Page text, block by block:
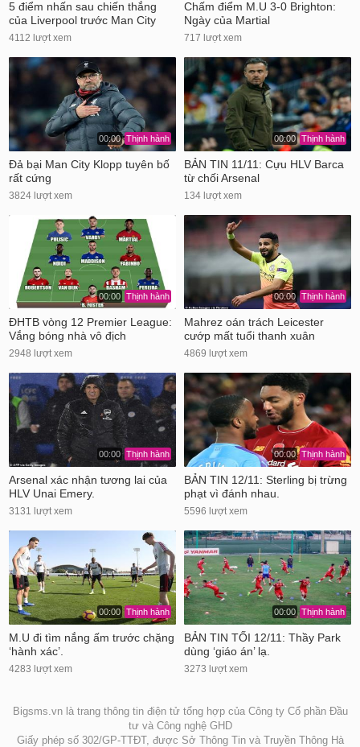
5 điểm nhấn sau chiến thắng
của Liverpool trước Man City
4112 lượt xem
Chấm điểm M.U 3-0 Brighton:
Ngày của Martial
717 lượt xem
00:00 Thịnh hành
Đả bại Man City Klopp tuyên bố
rất cứng
3824 lượt xem
00:00 Thịnh hành
BẢN TIN 11/11: Cựu HLV Barca
từ chối Arsenal
134 lượt xem
00:00 Thịnh hành
ĐHTB vòng 12 Premier League:
Vắng bóng nhà vô địch
2948 lượt xem
00:00 Thịnh hành
Mahrez oán trách Leicester
cướp mất tuổi thanh xuân
4869 lượt xem
00:00 Thịnh hành
Arsenal xác nhận tương lai của
HLV Unai Emery.
3131 lượt xem
00:00 Thịnh hành
BẢN TIN 12/11: Sterling bị trừng
phạt vì đánh nhau.
5596 lượt xem
00:00 Thịnh hành
M.U đi tìm nắng ấm trước chặng
‘hành xác’.
4283 lượt xem
00:00 Thịnh hành
BẢN TIN TỐI 12/11: Thầy Park
dùng ‘giáo án’ lạ.
3273 lượt xem
Bigsms.vn là trang thông tin điện tử tổng hợp của Công ty Cổ phần Đầu
tư và Công nghệ GHD
Giấy phép số 302/GP-TTĐT, được Sở Thông Tin và Truyền Thông Hà